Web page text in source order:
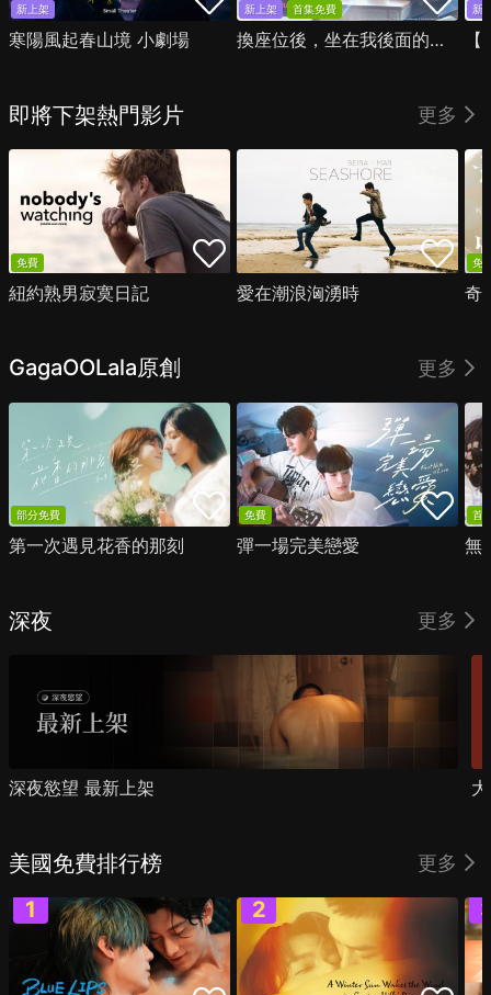
新上架
寒陽風起春山境 小劇場
新上架 首集免費
換座位後，坐在我後面的男生好像喜歡我
新
即將下架熱門影片 更多
免費
紐約熟男寂寞日記 愛在潮浪洶湧時
免
奇
GagaOOLala原創 更多
部分免費
第一次遇見花香的那刻
免費
彈一場完美戀愛
首
無
深夜 更多
深夜慾望 最新上架
美國免費排行榜 更多